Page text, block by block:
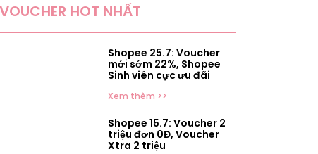
VOUCHER HOT NHẤT
Shopee 25.7: Voucher
mới sớm 22%, Shopee
Sinh viên cực ưu đãi
Xem thêm >>
Shopee 15.7: Voucher 2
triệu đơn 0Đ, Voucher
Xtra 2 triệu